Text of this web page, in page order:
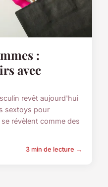
:
avec
revêt aujourd'hui
sextoys pour
révèlent comme des
3 min de lecture →